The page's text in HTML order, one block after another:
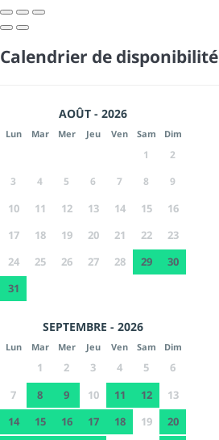
Calendrier de disponibilité
AOÛT - 2026
Lun Mar Mer Jeu Ven Sam Dim
1
2
3
4 5 6 7 8 9
10 11 12 13 14 15
16
17
18 19 20 21 22
23
24
25 26 27 28 29
30
31
SEPTEMBRE - 2026
Lun Mar Mer Jeu Ven Sam Dim
1 2 3 4 5
6
7
8 9 10 11 12
13
14
15 16 17 18 19
20